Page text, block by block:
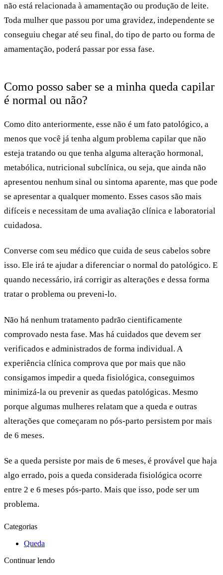
não está relacionada à amamentação ou produção de leite.
Toda mulher que passou por uma gravidez, independente se
conseguiu chegar até seu final, do tipo de parto ou forma de
amamentação, poderá passar por essa fase.
Como posso saber se a minha queda capilar
é normal ou não?
Como dito anteriormente, esse não é um fato patológico, a
menos que você já tenha algum problema capilar que não
esteja tratando ou que tenha alguma alteração hormonal,
metabólica, nutricional subclínica, ou seja, que ainda não
apresentou nenhum sinal ou sintoma aparente, mas que pode
se apresentar a qualquer momento. Esses casos são mais
difíceis e necessitam de uma avaliação clínica e laboratorial
cuidadosa.
Converse com seu médico que cuida de seus cabelos sobre
isso. Ele irá te ajudar a diferenciar o normal do patológico. E
quando necessário, irá corrigir as alterações e dessa forma
tratar o problema ou preveni-lo.
Não há nenhum tratamento padrão cientificamente
comprovado nesta fase. Mas há cuidados que devem ser
verificados e administrados de forma individual. A
experiência clínica comprova que por mais que não
consigamos impedir a queda fisiológica, conseguimos
minimizá-la ou prevenir as quedas patológicas. Mesmo
porque algumas mulheres relatam que a queda e outras
alterações que começaram no pós-parto persistem por mais
de 6 meses.
Se a queda persiste por mais de 6 meses, é provável que haja
algo errado, pois a queda considerada fisiológica ocorre
entre 2 e 6 meses pós-parto. Mais que isso, pode ser um
problema.
Categorias
Queda
Continuar lendo